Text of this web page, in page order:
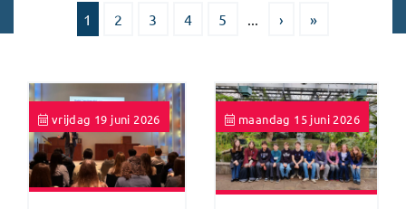
1 2 3 4 5 › »
vrijdag 19 juni 2026 maandag 15 juni 2026